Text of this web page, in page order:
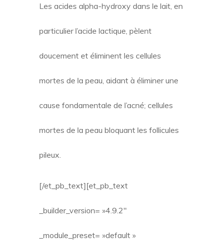
Les acides alpha-hydroxy dans le lait, en
particulier l’acide lactique, pèlent
doucement et éliminent les cellules
mortes de la peau, aidant à éliminer une
cause fondamentale de l’acné; cellules
mortes de la peau bloquant les follicules
pileux.
[/et_pb_text][et_pb_text
_builder_version= »4.9.2″
_module_preset= »default »